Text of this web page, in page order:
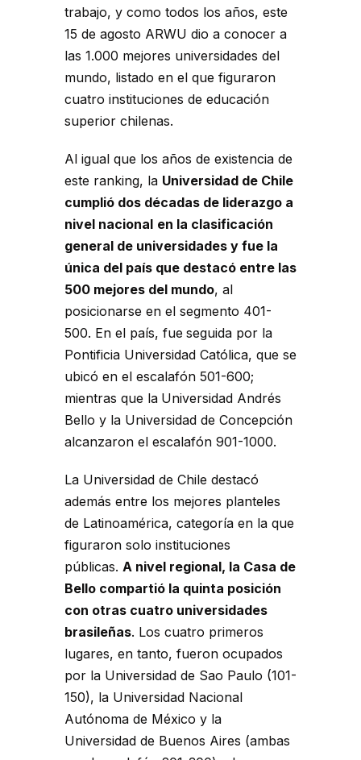
trabajo, y como todos los años, este
15 de agosto ARWU dio a conocer a
las 1.000 mejores universidades del
mundo, listado en el que figuraron
cuatro instituciones de educación
superior chilenas.
Al igual que los años de existencia de
este ranking, la Universidad de Chile
cumplió dos décadas de liderazgo a
nivel nacional en la clasificación
general de universidades y fue la
única del país que destacó entre las
500 mejores del mundo, al
posicionarse en el segmento 401-
500. En el país, fue seguida por la
Pontificia Universidad Católica, que se
ubicó en el escalafón 501-600;
mientras que la Universidad Andrés
Bello y la Universidad de Concepción
alcanzaron el escalafón 901-1000.
La Universidad de Chile destacó
además entre los mejores planteles
de Latinoamérica, categoría en la que
figuraron solo instituciones
públicas. A nivel regional, la Casa de
Bello compartió la quinta posición
con otras cuatro universidades
brasileñas. Los cuatro primeros
lugares, en tanto, fueron ocupados
por la Universidad de Sao Paulo (101-
150), la Universidad Nacional
Autónoma de México y la
Universidad de Buenos Aires (ambas